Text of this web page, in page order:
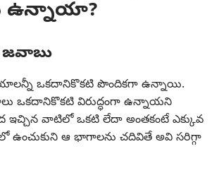
ఉన్నాయా?
జవాబు
ఒకదానికొకటి పొందికగా ఉన్నాయి.
ఒకదానికొకటి విరుద్ధంగా ఉన్నాయని
ఇచ్చిన వాటిలో ఒకటి లేదా అంతకంటే ఎక్కువ
ఉంచుకుని ఆ భాగాలను చదివితే అవి సరిగ్గా